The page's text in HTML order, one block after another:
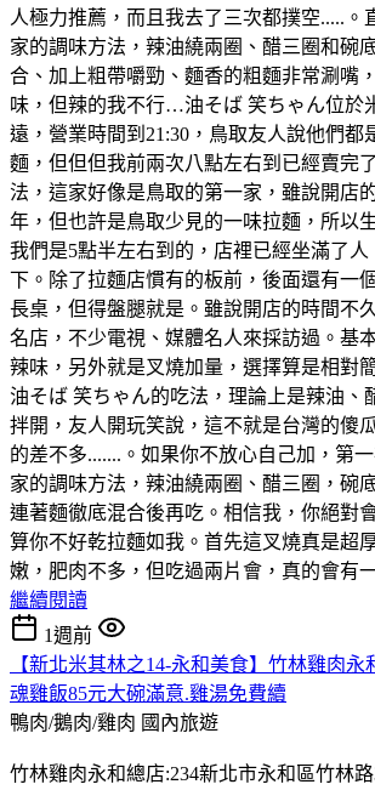
人極力推薦，而且我去了三次都撲空.....。
家的調味方法，辣油繞兩圈、醋三圈和碗
合、加上粗帶嚼勁、麵香的粗麵非常涮嘴
味，但辣的我不行…油そば 笑ちゃん位於
遠，營業時間到21:30，鳥取友人說他們都
麵，但但但我前兩次八點左右到已經賣完
法，這家好像是鳥取的第一家，雖說開店
年，但也許是鳥取少見的一味拉麵，所以
我們是5點半左右到的，店裡已經坐滿了
下。除了拉麵店慣有的板前，後面還有一
長桌，但得盤腿就是。雖說開店的時間不
名店，不少電視、媒體名人來採訪過。基
辣味，另外就是叉燒加量，選擇算是相對
油そば 笑ちゃん的吃法，理論上是辣油、
拌開，友人開玩笑說，這不就是台灣的傻
的差不多.......。如果你不放心自己加，第
家的調味方法，辣油繞兩圈、醋三圈，碗
連著麵徹底混合後再吃。相信我，你絕對
算你不好乾拉麵如我。首先這叉燒真是超
嫩，肥肉不多，但吃過兩片會，真的會有
繼續閱讀
1週前
【新北米其林之14-永和美食】竹林雞肉永
魂雞飯85元大碗滿意.雞湯免費續
鴨肉/鵝肉/雞肉 國內旅遊
竹林雞肉永和總店:234新北市永和區竹林